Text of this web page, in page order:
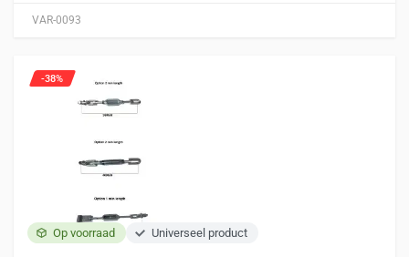
VAR-0093
Deze
kan
productpagina
Op voorraad Universeel product
-38%